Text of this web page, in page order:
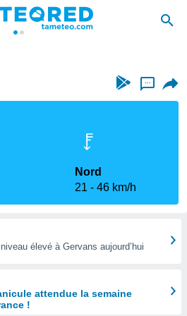
...
Nord
21
46 km/h
élevé à Gervans aujourd’hui
attendue la semaine
!